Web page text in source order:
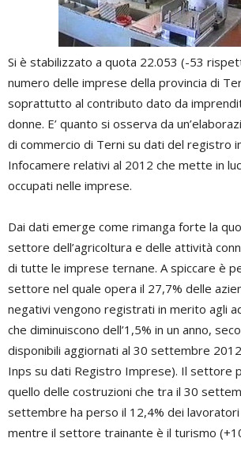
Si è stabilizzato a quota 22.053 (-53
numero delle imprese della provincia di
soprattutto al contributo dato da
donne. E’ quanto si osserva da
di commercio di Terni su dati del registro
Infocamere relativi al 2012 che mette in
occupati nelle imprese.
Dai dati emerge come rimanga forte la
settore dell’agricoltura e delle attività
di tutte le imprese ternane. A spiccare è
settore nel quale opera il 27,7% delle
negativi vengono registrati in merito agli
che diminuiscono dell’1,5% in un anno,
disponibili aggiornati al 30 settembre
Inps su dati Registro Imprese). Il settore
quello delle costruzioni che tra il 30
settembre ha perso il 12,4% dei
mentre il settore trainante è il turismo